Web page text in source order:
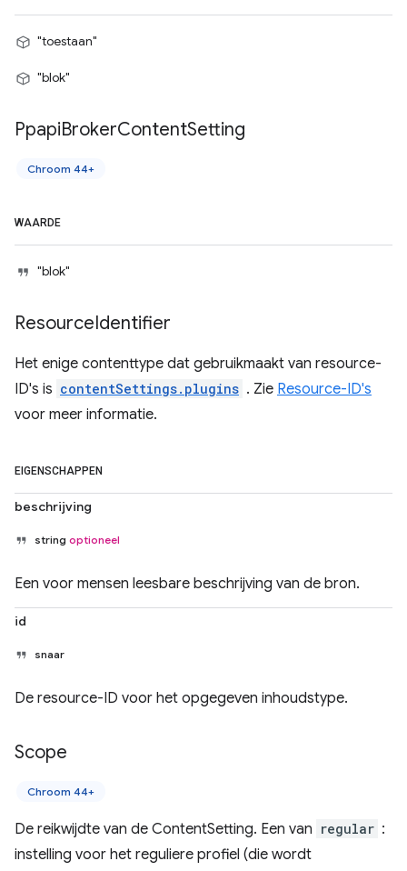
"toestaan"
"blok"
PpapiBrokerContentSetting
Chroom 44+
WAARDE
"blok"
ResourceIdentifier
Het enige contenttype dat gebruikmaakt van resource-
ID's is contentSettings.plugins . Zie Resource-ID's
voor meer informatie.
EIGENSCHAPPEN
beschrijving
string optioneel
Een voor mensen leesbare beschrijving van de bron.
id
snaar
De resource-ID voor het opgegeven inhoudstype.
Scope
Chroom 44+
De reikwijdte van de ContentSetting. Een van regular :
instelling voor het reguliere profiel (die wordt